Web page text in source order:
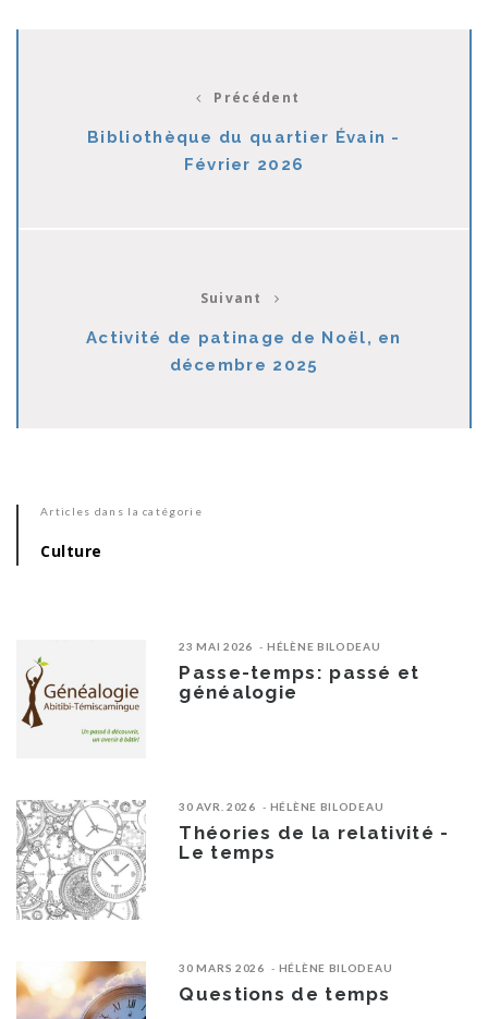
Précédent
Bibliothèque du quartier Évain -
Février 2026
Suivant
Activité de patinage de Noël, en
décembre 2025
Articles dans la catégorie
Culture
23 MAI 2026 HÉLÈNE BILODEAU
Passe-temps: passé et
généalogie
30 AVR. 2026 HÉLÈNE BILODEAU
Théories de la relativité -
Le temps
30 MARS 2026 HÉLÈNE BILODEAU
Questions de temps